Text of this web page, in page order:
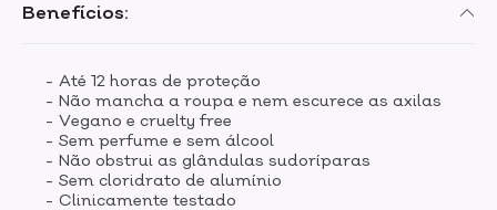
Benefícios:
- Até 12 horas de proteção
- Não mancha a roupa e nem escurece as axilas
- Vegano e cruelty free
- Sem perfume e sem álcool
- Não obstrui as glândulas sudoríparas
- Sem cloridrato de alumínio
- Clinicamente testado